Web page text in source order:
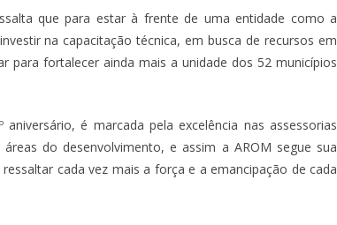
que para estar à frente de uma entidade como a
na capacitação técnica, em busca de recursos em
para fortalecer ainda mais a unidade dos 52 municípios
é marcada pela excelência nas assessorias
do desenvolvimento, e assim a AROM segue sua
cada vez mais a força e a emancipação de cada